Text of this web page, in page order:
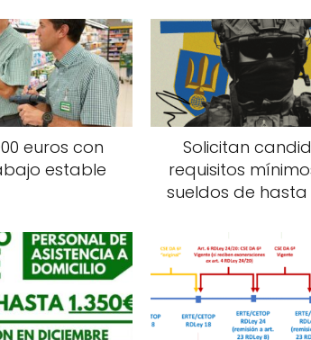
euros con
estable
Solicitan
requisitos
sueldos de hasta